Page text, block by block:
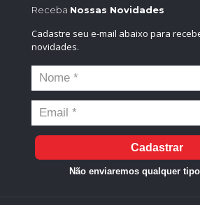
Receba Nossas Novidades
Cadastre seu e-mail abaixo para
novidades.
Cadastrar
Não enviaremos qualquer